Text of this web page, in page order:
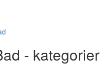
- kategorier